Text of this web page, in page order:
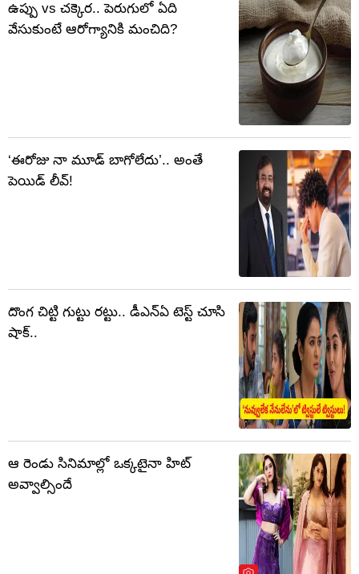
ఉప్పు vs చక్కెర.. పెరుగులో ఏది
వేసుకుంటే ఆరోగ్యానికి మంచిది?
‘ఈరోజు నా మూడ్ బాగోలేదు’.. అంతే
పెయిడ్ లీవ్!
దొంగ చిట్టి గుట్టు రట్టు.. డీఎన్‌ఏ టెస్ట్‌ చూసి
షాక్‌..
ఆ రెండు సినిమాల్లో ఒక్కటైనా హిట్
అవ్వాల్సిందే